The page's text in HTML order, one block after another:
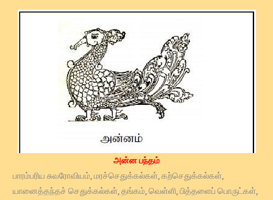
அன்ன பந்தம்
பாரம்பரிய சுவரோவியம், மரச்செதுக்கல்கள், கற்செதுக்கல்கள்,
யானைத்தந்தச் செதுக்கல்கள், தங்கம், வெள்ளி, பித்தளைப் பொருட்கள்,